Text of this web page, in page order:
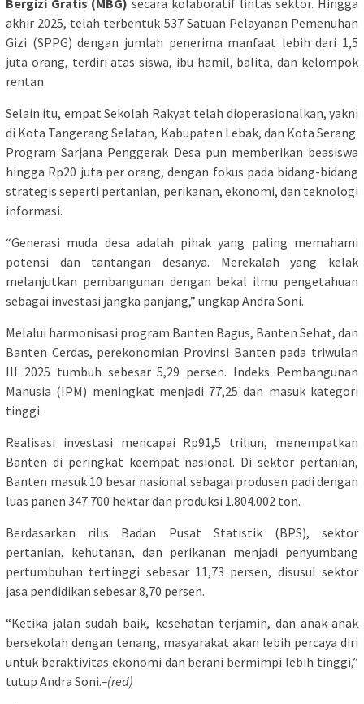
Bergizi Gratis (MBG) secara kolaboratif lintas sektor. Hingga
akhir 2025, telah terbentuk 537 Satuan Pelayanan Pemenuhan
Gizi (SPPG) dengan jumlah penerima manfaat lebih dari 1,5
juta orang, terdiri atas siswa, ibu hamil, balita, dan kelompok
rentan.
Selain itu, empat Sekolah Rakyat telah dioperasionalkan, yakni
di Kota Tangerang Selatan, Kabupaten Lebak, dan Kota Serang.
Program Sarjana Penggerak Desa pun memberikan beasiswa
hingga Rp20 juta per orang, dengan fokus pada bidang-bidang
strategis seperti pertanian, perikanan, ekonomi, dan teknologi
informasi.
“Generasi muda desa adalah pihak yang paling memahami
potensi dan tantangan desanya. Merekalah yang kelak
melanjutkan pembangunan dengan bekal ilmu pengetahuan
sebagai investasi jangka panjang,” ungkap Andra Soni.
Melalui harmonisasi program Banten Bagus, Banten Sehat, dan
Banten Cerdas, perekonomian Provinsi Banten pada triwulan
III 2025 tumbuh sebesar 5,29 persen. Indeks Pembangunan
Manusia (IPM) meningkat menjadi 77,25 dan masuk kategori
tinggi.
Realisasi investasi mencapai Rp91,5 triliun, menempatkan
Banten di peringkat keempat nasional. Di sektor pertanian,
Banten masuk 10 besar nasional sebagai produsen padi dengan
luas panen 347.700 hektar dan produksi 1.804.002 ton.
Berdasarkan rilis Badan Pusat Statistik (BPS), sektor
pertanian, kehutanan, dan perikanan menjadi penyumbang
pertumbuhan tertinggi sebesar 11,73 persen, disusul sektor
jasa pendidikan sebesar 8,70 persen.
“Ketika jalan sudah baik, kesehatan terjamin, dan anak-anak
bersekolah dengan tenang, masyarakat akan lebih percaya diri
untuk beraktivitas ekonomi dan berani bermimpi lebih tinggi,”
tutup Andra Soni.–(red)